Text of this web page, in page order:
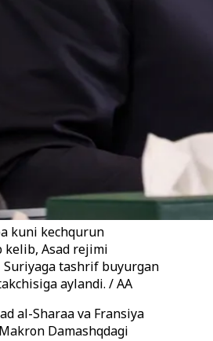
kuni kechqurun
kelib, Asad rejimi
tashrif buyurgan
aylandi. / AA
al-Sharaa va Fransiya
Damashqdagi